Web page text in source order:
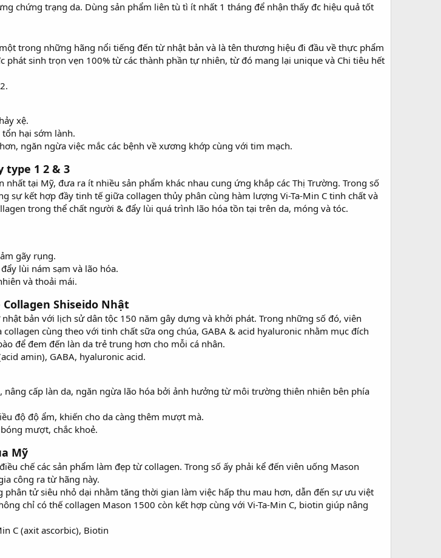
chứng trạng da. Dùng sản phẩm liên tù tì ít nhất 1 tháng để nhận thấy đc hiệu quả tốt
trong những hãng nổi tiếng đến từ nhật bản và là tên thương hiệu đi đầu về thực phẩm
sinh trọn vẹn 100% từ các thành phần tự nhiên, từ đó mang lại unique và Chi tiêu hết
xệ.
hại sớm lành.
ngăn ngừa việc mắc các bệnh về xương khớp cùng với tim mạch.
type 1 2 & 3
tại Mỹ, đưa ra ít nhiều sản phẩm khác nhau cung ứng khắp các Thị Trường. Trong số
sự kết hợp đầy tinh tế giữa collagen thủy phân cùng hàm lượng Vi-Ta-Min C tinh chất và
trong thể chất người & đẩy lùi quá trình lão hóa tồn tại trên da, móng và tóc.
gãy rụng.
lùi nám sạm và lão hóa.
và thoải mái.
Shiseido Nhật
bản với lịch sử dân tộc 150 năm gây dựng và khởi phát. Trong những số đó, viên
cùng theo với tinh chất sữa ong chúa, GABA & acid hyaluronic nhằm mục đích
để đem đến làn da trẻ trung hơn cho mỗi cá nhân.
amin), GABA, hyaluronic acid.
cấp làn da, ngăn ngừa lão hóa bởi ảnh hưởng từ môi trường thiên nhiên bên phía
độ độ ẩm, khiến cho da càng thêm mượt mà.
mượt, chắc khoẻ.
Mỹ
chế các sản phẩm làm đẹp từ collagen. Trong số ấy phải kể đến viên uống Mason
công ra từ hãng này.
tử siêu nhỏ dại nhằm tăng thời gian làm việc hấp thu mau hơn, dẫn đến sự ưu việt
chỉ có thế collagen Mason 1500 còn kết hợp cùng với Vi-Ta-Min C, biotin giúp nâng
C (axit ascorbic), Biotin